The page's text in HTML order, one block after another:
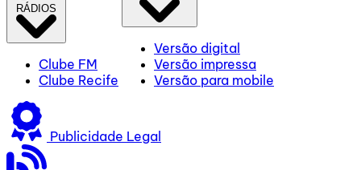
RÁDIOS
Clube FM
Clube Recife
Versão digital
Versão impressa
Versão para mobile
Publicidade Legal